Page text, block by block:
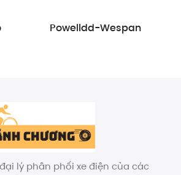
Powelldd-Wespan
lý phân phối xe điện của các